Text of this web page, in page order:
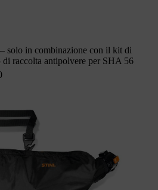
solo in combinazione con il kit di
di raccolta antipolvere per SHA 56